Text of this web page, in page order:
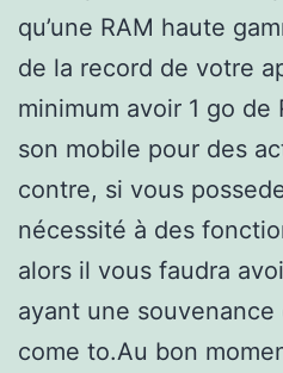
qu’une RAM haute
de la record de votre
minimum avoir 1 go de
son mobile pour des
contre, si vous
nécessité à des
alors il vous faudra
ayant une souvenance
come to.Au bon